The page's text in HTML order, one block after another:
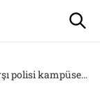
VİDEO HABER | İsrail karşıtı protestolara karşı polisi kampüse sokan Columbia Üniversitesi yönetimi, uzaktan eğitim kararı aldı.